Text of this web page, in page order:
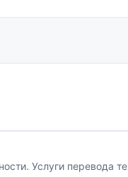
Услуги перевода